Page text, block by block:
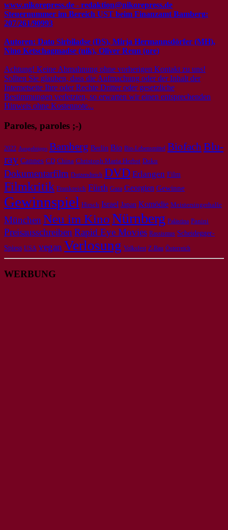
www.nikorepress.de - redaktion@nikorepress.de
Steuernummer im Bereich UST beim Finanzamt Bamberg:
207/261/90993
Autoren: Dato Sirbiladse (DS), Mirja Hermannsdörfer (MH),
Nino Ketschagmadse (nik), Oliver Renn (ore)
Achtung! Keine Abmahnung ohne vorherigen Kontakt zu uns!
Sollten Sie glauben, dass die Aufmachung oder der Inhalt der
Internetseite Ihre oder Rechte Dritter oder gesetzliche
Bestimmungen verletzten, so erwarten wir einen entsprechenden
Hinweis ohne Kostennote...
Paroles, paroles ;-)
2022 Ausgehtipps Bamberg Berlin Bio Bio-Lebensmittel Biofach Blu-
ray Cannes CD China Christoph Maria Herbst Doku
Dokumentarfilm Dutzendteich DVD Erlangen Film
Filmkritik Frankreich Fürth Gaza Georgien Gewinne
Gewinnspiel Hirsch Israel Japan Komödie Meistersingerhalle
München Neu im KinoNürnberg Palästina Panini
Preisausschreiben Rapid Eye Movies Rassismus Scheidegger-
Spiess USA vegan Verlosung Volksfest Z-Bau Österreich
WERBUNG